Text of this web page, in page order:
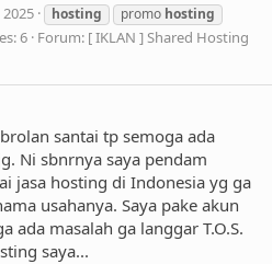
2025 hosting promo hosting
6 Forum: [ IKLAN ] Shared Hosting
santai tp semoga ada
Ni sbnrnya saya pendam
jasa hosting di Indonesia yg ga
usahanya. Saya pake akun
ada masalah ga langgar T.O.S.
saya...